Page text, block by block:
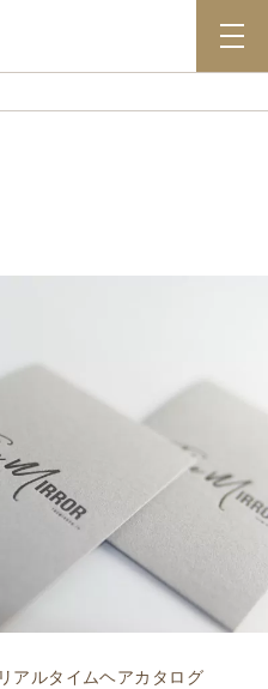
アルタイムヘアカタログ